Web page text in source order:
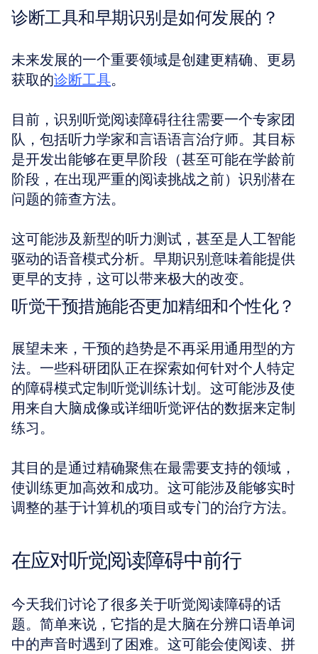
诊断工具和早期识别是如何发展的？
未来发展的一个重要领域是创建更精确、更易
获取的诊断工具。
目前，识别听觉阅读障碍往往需要一个专家团
队，包括听力学家和言语语言治疗师。其目标
是开发出能够在更早阶段（甚至可能在学龄前
阶段，在出现严重的阅读挑战之前）识别潜在
问题的筛查方法。
这可能涉及新型的听力测试，甚至是人工智能
驱动的语音模式分析。早期识别意味着能提供
更早的支持，这可以带来极大的改变。
听觉干预措施能否更加精细和个性化？
展望未来，干预的趋势是不再采用通用型的方
法。一些科研团队正在探索如何针对个人特定
的障碍模式定制听觉训练计划。这可能涉及使
用来自大脑成像或详细听觉评估的数据来定制
练习。
其目的是通过精确聚焦在最需要支持的领域，
使训练更加高效和成功。这可能涉及能够实时
调整的基于计算机的项目或专门的治疗方法。
在应对听觉阅读障碍中前行
今天我们讨论了很多关于听觉阅读障碍的话
题。简单来说，它指的是大脑在分辨口语单词
中的声音时遇到了困难。这可能会使阅读、拼